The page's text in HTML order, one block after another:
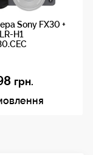
Sony FX30 +
H1
грн.